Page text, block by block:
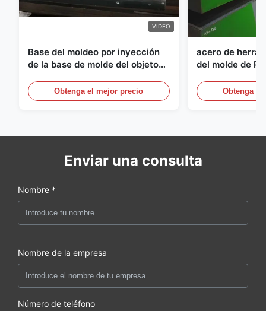
VIDEO
Base del moldeo por inyección
de la base de molde del objeto
DOMÉSTICO de S136 P20
Obtenga el mejor precio
acero de
del molde de
Obtenga el
Enviar una consulta
Nombre *
Nombre de la empresa
Número de teléfono